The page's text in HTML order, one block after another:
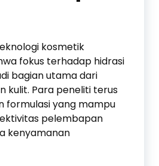
kosmetik
fokus terhadap hidrasi
bagian utama dari
kulit. Para peneliti terus
formulasi yang mampu
pelembapan
kenyamanan